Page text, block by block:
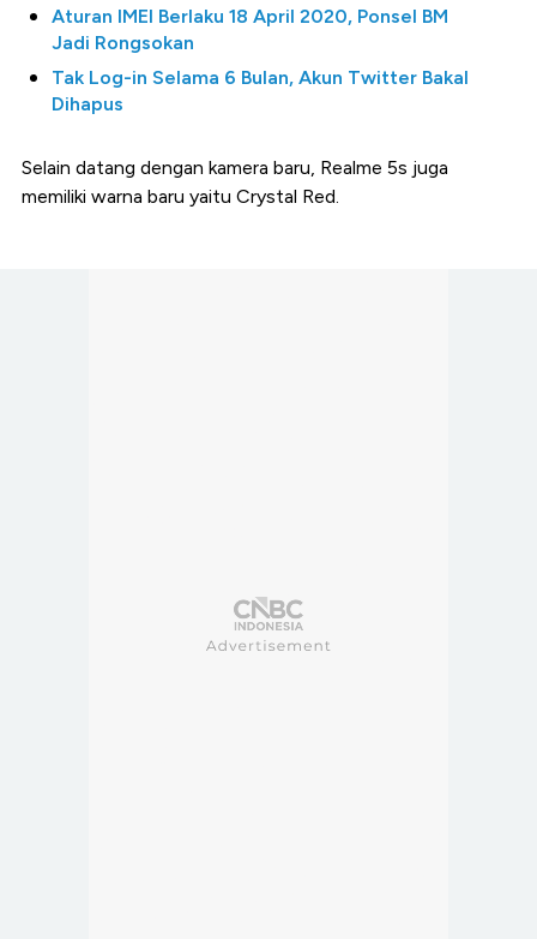
Aturan IMEI Berlaku 18 April 2020, Ponsel BM
Jadi Rongsokan
Tak Log-in Selama 6 Bulan, Akun Twitter Bakal
Dihapus
Selain datang dengan kamera baru, Realme 5s juga
memiliki warna baru yaitu Crystal Red.